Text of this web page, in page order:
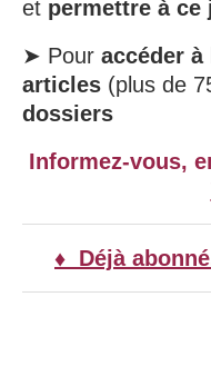
et permettre à
➤ Pour accéder
articles (plus de
dossiers
Informez-vous,
♦ Déjà